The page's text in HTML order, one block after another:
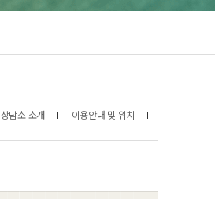
상담소 소개 이용안내 및 위치